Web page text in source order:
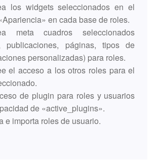
los widgets seleccionados en el
en cada base de roles.
meta cuadros seleccionados
publicaciones, páginas, tipos de
personalizadas) para roles.
el acceso a los otros roles para el
de plugin para roles y usuarios
de «active_plugins».
e importa roles de usuario.